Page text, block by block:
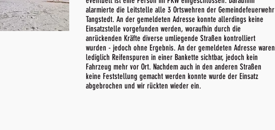
alarmierte die Leitstelle alle 3 Ortswehren der Gemeindefeuerwehr
Tangstedt. An der gemeldeten Adresse konnte allerdings keine
Einsatzstelle vorgefunden werden, woraufhin durch die
anrückenden Kräfte diverse umliegende Straßen kontrolliert
wurden - jedoch ohne Ergebnis. An der gemeldeten Adresse waren
lediglich Reifenspuren in einer Bankette sichtbar, jedoch kein
Fahrzeug mehr vor Ort. Nachdem auch in den anderen Straßen
keine Feststellung gemacht werden konnte wurde der Einsatz
abgebrochen und wir rückten wieder ein.